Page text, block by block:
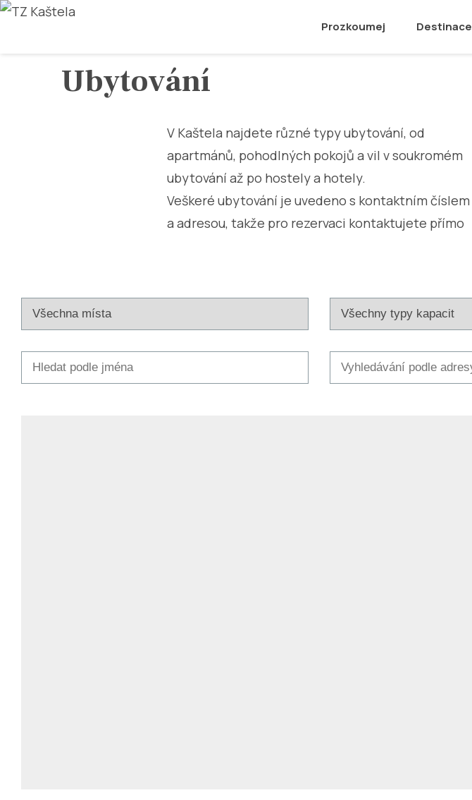
Prozkoumej Destinace
Ubytování
V Kaštela najdete různé typy ubytování, od
apartmánů, pohodlných pokojů a vil v soukromém
ubytování až po hostely a hotely.
Veškeré ubytování je uvedeno s kontaktním číslem
a adresou, takže pro rezervaci kontaktujete přímo